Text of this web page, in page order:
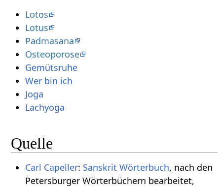
Lotos
Lotus
Padmasana
Osteoporose
Gemütsruhe
Wer bin ich
Joga
Lachyoga
Quelle
Carl Capeller: Sanskrit Wörterbuch, nach den
Petersburger Wörterbüchern bearbeitet,